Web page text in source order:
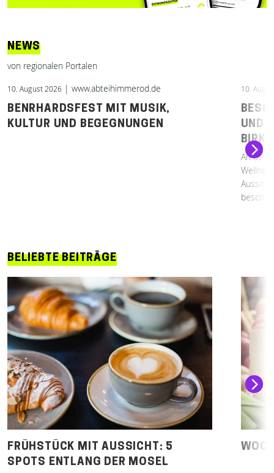
NEWS
von regionalen Portalen
10. August 2026 | www.abteihimmerod.de
BENRHARDSFEST MIT MUSIK,
KULTUR UND BEGEGNUNGEN
10.
UND
An den
BELIEBTE BEITRÄGE
FRÜHSTÜCK MIT AUSSICHT: 5
SPOTS ENTLANG DER MOSEL